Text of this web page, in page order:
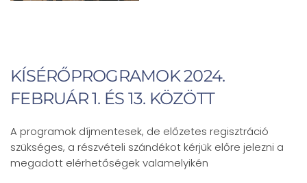
KÍSÉRŐPROGRAMOK 2024.
FEBRUÁR 1. ÉS 13. KÖZÖTT
A programok díjmentesek, de előzetes regisztráció
szükséges, a részvételi szándékot kérjük előre jelezni a
megadott elérhetőségek valamelyikén